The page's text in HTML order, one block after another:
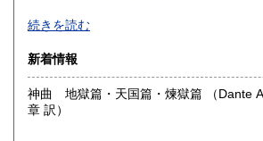
香川県
高知県
佐賀県 180円 長崎県
・近代文学・初版本 外国文学翻訳ものな
おります。店頭販売を主としております
頭で売切れてしまい、稀にデータ削除が
す。返信メールは必ず早急に差し上げます
尚、同商品を店頭や他のサイトでも販売
ますので売切れの節は平にご容赦お願い
・また、掲載品を直接店舗に見に（ご購
続きを読む
新着情報
神曲 地獄篇・天国篇・煉獄篇 （Dante Alighieri 著 ; 寿岳文
章 訳）